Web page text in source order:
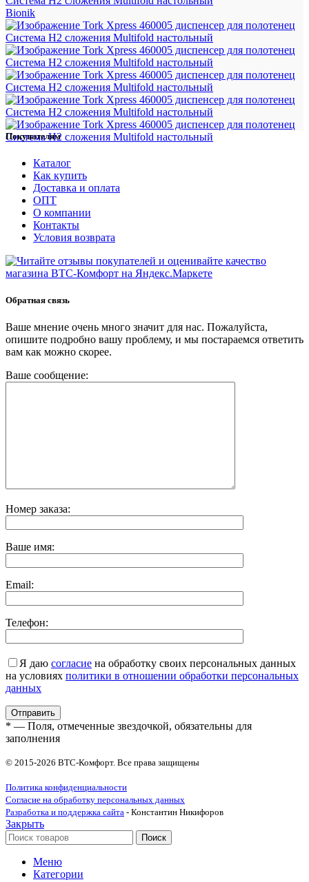
Bionik
Покупателям
Каталог
Как купить
Доставка и оплата
ОПТ
О компании
Контакты
Условия возврата
Обратная связь
Ваше мнение очень много значит для нас. Пожалуйста,
опишите подробно вашу проблему, и мы постараемся ответить
вам как можно скорее.
Ваше сообщение:
Номер заказа:
Ваше имя:
Email:
Телефон:
Я даю согласие на обработку своих персональных данных
на условиях политики в отношении обработки персональных
данных
* — Поля, отмеченные звездочкой, обязательны для
заполнения
© 2015-2026 ВТС-Комфорт. Все права защищены
Политика конфиденциальности
Согласие на обработку персональных данных
Разработка и поддержка сайта - Константин Никифоров
Закрыть
Поиск
Меню
Категории